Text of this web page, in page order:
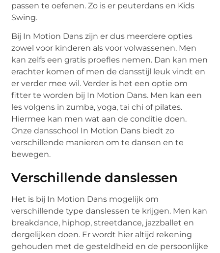
passen te oefenen. Zo is er peuterdans en Kids
Swing.
Bij In Motion Dans zijn er dus meerdere opties
zowel voor kinderen als voor volwassenen. Men
kan zelfs een gratis proefles nemen. Dan kan men
erachter komen of men de dansstijl leuk vindt en
er verder mee wil. Verder is het een optie om
fitter te worden bij In Motion Dans. Men kan een
les volgens in zumba, yoga, tai chi of pilates.
Hiermee kan men wat aan de conditie doen.
Onze dansschool In Motion Dans biedt zo
verschillende manieren om te dansen en te
bewegen.
Verschillende danslessen
Het is bij In Motion Dans mogelijk om
verschillende type danslessen te krijgen. Men kan
breakdance, hiphop, streetdance, jazzballet en
dergelijken doen. Er wordt hier altijd rekening
gehouden met de gesteldheid en de persoonlijke